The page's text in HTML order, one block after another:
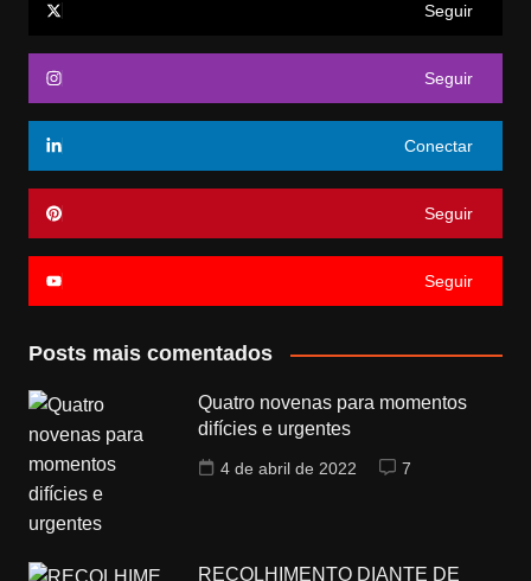
Seguir
Seguir
Conectar
Seguir
Seguir
Posts mais comentados
Quatro novenas para momentos
difícies e urgentes
4 de abril de 2022 7
RECOLHIMENTO DIANTE DE